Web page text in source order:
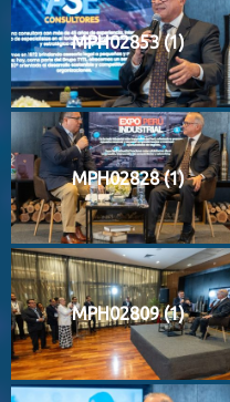
MPH02853 (1)
MPH02828 (1)
MPH02809 (1)